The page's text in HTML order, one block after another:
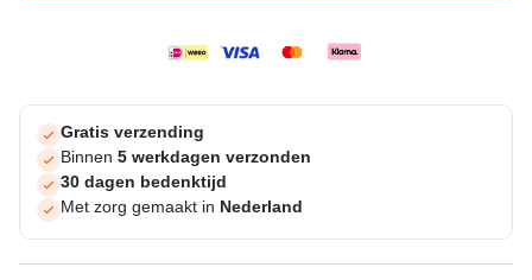
Gratis verzending
Binnen 5 werkdagen verzonden
30 dagen bedenktijd
Met zorg gemaakt in Nederland